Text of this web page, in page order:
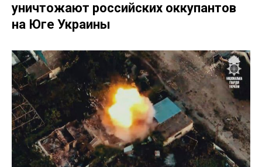
уничтожают российских оккупантов
на Юге Украины